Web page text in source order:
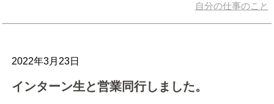
自分の仕事のこと
2022年3月23日
インターン生と営業同行しました。